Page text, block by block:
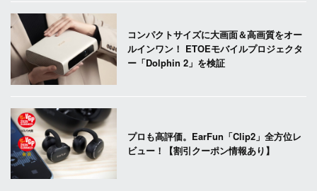
コンパクトサイズに大画面＆高画質をオー
ルインワン！ ETOEモバイルプロジェクタ
ー「Dolphin 2」を検証
プロも高評価。EarFun「Clip2」全方位レ
ビュー！【割引クーポン情報あり】